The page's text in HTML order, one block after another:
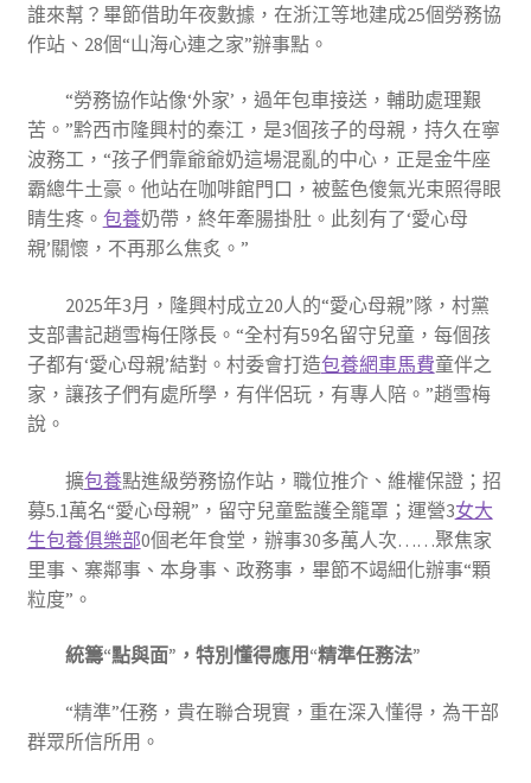
誰來幫？畢節借助年夜數據，在浙江等地建成25個勞務協
作站、28個“山海心連之家”辦事點。
“勞務協作站像‘外家’，過年包車接送，輔助處理艱
苦。”黔西市隆興村的秦江，是3個孩子的母親，持久在寧
波務工，“孩子們靠爺爺奶這場混亂的中心，正是金牛座
霸總牛土豪。他站在咖啡館門口，被藍色傻氣光束照得眼
睛生疼。 包養奶帶，終年牽腸掛肚。此刻有了‘愛心母
親’關懷，不再那么焦炙。”
2025年3月，隆興村成立20人的“愛心母親”隊，村黨
支部書記趙雪梅任隊長。“全村有59名留守兒童，每個孩
子都有‘愛心母親’結對。村委會打造包養網車馬費童伴之
家，讓孩子們有處所學，有伴侶玩，有專人陪。”趙雪梅
說。
擴包養點進級勞務協作站，職位推介、維權保證；招
募5.1萬名“愛心母親”，留守兒童監護全籠罩；運營3女大
生包養俱樂部0個老年食堂，辦事30多萬人次……聚焦家
里事、寨鄰事、本身事、政務事，畢節不竭細化辦事“顆
粒度”。
統籌“點與面”，特別懂得應用“精準任務法”
“精準”任務，貴在聯合現實，重在深入懂得，為干部
群眾所信所用。